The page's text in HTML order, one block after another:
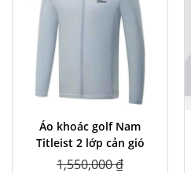
Áo khoác golf Nam
Titleist 2 lớp cản gió
chống nước tốt
1,550,000 ₫